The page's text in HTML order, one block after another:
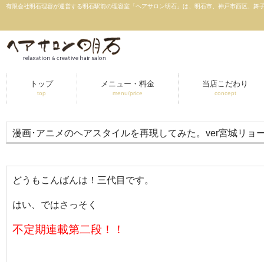
有限会社明石理容が運営する明石駅前の理容室「ヘアサロン明石」は、明石市、神戸市西区、
トップ
top
メニュー・料金
menu/price
当店こだわり
concept
漫画･アニメのヘアスタイルを再現してみた。ver宮城リョ
どうもこんばんは！三代目です。
はい、ではさっそく
不定期連載第二段！！